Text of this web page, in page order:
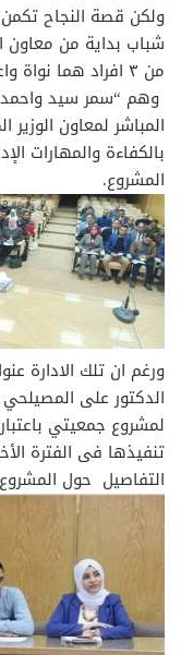
ولكن قصة النجاح
شباب بداية من معاون
من ٣ افراد هما
وهم “سمر سيد
المباشر لمعاون
بالكفاءة والمهارات
المشروع.
ورغم ان تلك الادارة
الدكتور على
لمشروع جمعيتي
تنفيذها فى الفترة
التفاصيل حول